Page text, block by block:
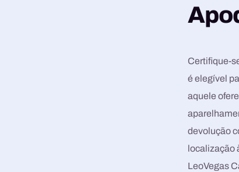
Certifique-
é elegível
aquele
devolução
localização
LeoVegas